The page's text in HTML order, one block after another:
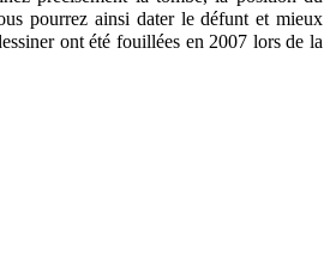
pourrez ainsi dater le défunt et mieux
ont été fouillées en 2007 lors de la